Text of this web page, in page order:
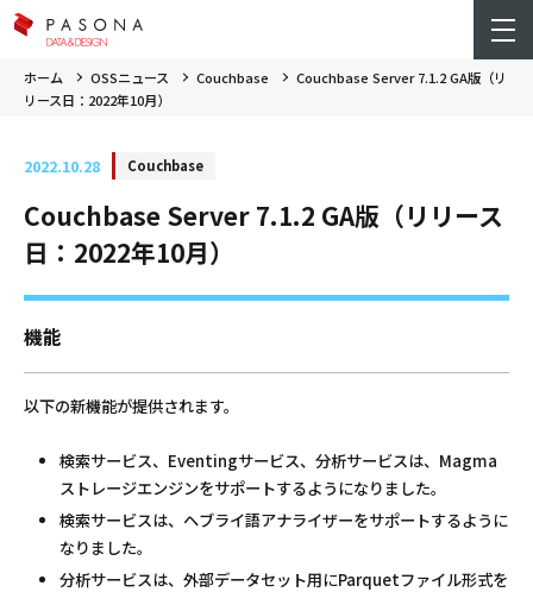
ホーム OSSニュース Couchbase
Couchbase Server 7.1.2 GA版（リ
リース日：2022年10月）
2022.10.28 Couchbase
Couchbase Server 7.1.2 GA版（リリース
日：2022年10月）
機能
以下の新機能が提供されます。
検索サービス、Eventingサービス、分析サービスは、Magma
ストレージエンジンをサポートするようになりました。
検索サービスは、ヘブライ語アナライザーをサポートするように
なりました。
分析サービスは、外部データセット用にParquetファイル形式を